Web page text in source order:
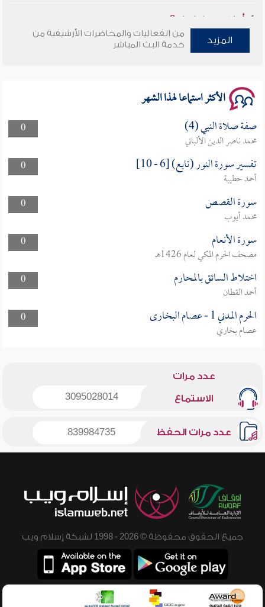
سلسلة محاضرات نفحات رمضانية 1444هـ
المزيد
من الفعاليات والمحاضرات الأرشيفية من
خدمة البث المباشر
الأكثر استماعا لهذا الشهر
0 صفة صلاة النبي (4)
محمد ناصر الدين الألباني
0
تفسير سورة النور (تابع) [6 - 10]
أحمد حطيبة
0
سورة القصص
محمد أيوب
0
سورة الأنعام
مصحف الحرم المكي لعام 1426هـ
0
اختلاط السائق بالمحارم
أحمد القطان
0
الحرم المدني 1 - عصام البخارى
عصام بخاري
عدد مرات
الاستماع 3095028014
عدد مرات الحفظ 839984735
جميع الحقوق محفوظة © 2026 - 1998 لشبكة إسلام ويب